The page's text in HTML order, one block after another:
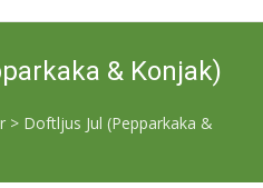
& Konjak)
> Doftljus Jul (Pepparkaka &